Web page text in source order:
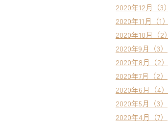
2020年12月（3）
2020年11月（1）
2020年10月（2）
2020年9月（3）
2020年8月（2）
2020年7月（2）
2020年6月（4）
2020年5月（3）
2020年4月（7）